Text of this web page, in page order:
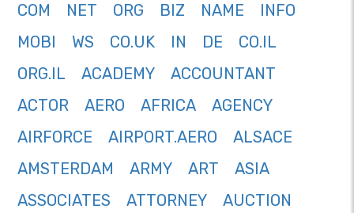
COM NET ORG BIZ NAME
INFO
MOBI
WS CO.UK IN DE
CO.IL
ORG.IL
ACADEMY
ACCOUNTANT
ACTOR
AERO AFRICA
AGENCY
AIRFORCE
AIRPORT.AERO
ALSACE
AMSTERDAM
ARMY ART
ASIA
ASSOCIATES
ATTORNEY
AUCTION